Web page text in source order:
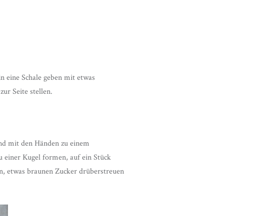
eine Schale geben mit etwas
Seite stellen.
mit den Händen zu einem
einer Kugel formen, auf ein Stück
etwas braunen Zucker drüberstreuen